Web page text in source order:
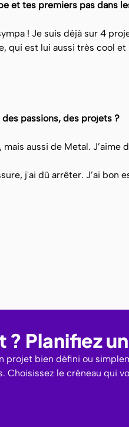
et tes premiers pas dans
! Je suis déjà sur 4
qui est lui aussi très cool et
passions, des projets ?
aussi de Metal.
j'ai dû arrêter. J’ai
Planifiez
projet bien défini ou
Choisissez le créneau qui